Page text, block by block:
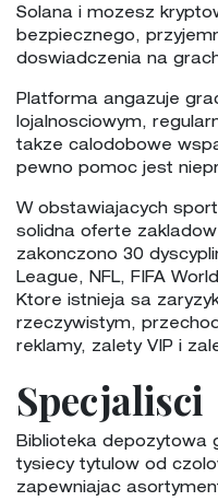
Solana i mozesz
bezpiecznego,
doswiadczenia na
Platforma angazuje
lojalnosciowym,
takze calodobowe
pewno pomoc jest
W obstawiajacych
solidna oferte
zakonczono 30
League, NFL, FIFA
Ktore istnieja sa
rzeczywistym,
reklamy, zalety VIP i
Specjalisci
Biblioteka depozytowa
tysiecy tytulow od
zapewniajac